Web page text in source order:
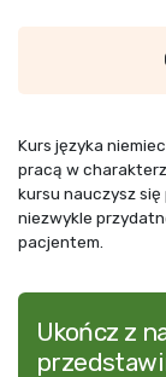
Kurs języka
pracą w
kursu nauczysz
niezwykle
pacjentem.
Ukończ z